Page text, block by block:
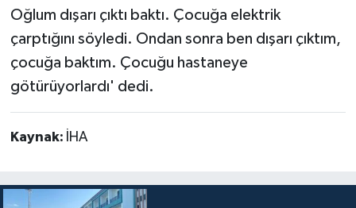
Oğlum dışarı çıktı baktı. Çocuğa elektrik
çarptığını söyledi. Ondan sonra ben dışarı çıktım,
çocuğa baktım. Çocuğu hastaneye
götürüyorlardı' dedi.
Kaynak: İHA